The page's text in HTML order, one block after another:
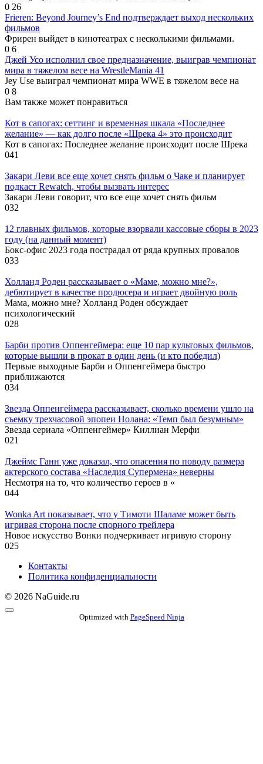
0 26
Frieren: Beyond Journey’s End подтверждает выход нескольких
фильмов
Фрирен выйдет в кинотеатрах с несколькими фильмами.
0 6
Джей Усо исполнил свое предназначение, выиграв чемпионат
мира в тяжелом весе на WrestleMania 41
Jey Use выиграл чемпионат мира WWE в тяжелом весе на
0 8
Вам также может понравиться
Кот в сапогах: сеттинг и временная шкала «Последнее
желание» — как долго после «Шрека 4» это происходит
Кот в сапогах: Последнее желание происходит после Шрека
041
Закари Леви все еще хочет снять фильм о Чаке и планирует
подкаст Rewatch, чтобы вызвать интерес
Закари Леви говорит, что все еще хочет снять фильм
032
12 главных фильмов, которые взорвали кассовые сборы в 2023
году (на данный момент)
Бокс-офис 2023 года пострадал от ряда крупных провалов
033
Холланд Роден рассказывает о «Маме, можно мне?»,
дебютирует в качестве продюсера и играет двойную роль
Мама, можно мне? Холланд Роден обсуждает
психологический
028
Барби против Оппенгеймера: еще 10 пар культовых фильмов,
которые вышли в прокат в один день (и кто победил)
Первые выходные Барби и Оппенгеймера быстро
приближаются
034
Звезда Оппенгеймера рассказывает, сколько времени ушло на
съемку трехчасовой эпопеи Нолана: «Темп был безумным»
Звезда сериала «Оппенгеймер» Киллиан Мерфи
021
Джеймс Ганн уже доказал, что опасения по поводу размера
актерского состава «Наследия Супермена» неверны
Несмотря на то, что количество героев в «
044
Wonka Art показывает, что у Тимоти Шаламе может быть
игривая сторона после спорного трейлера
Новое искусство Вонки подчеркивает игривую сторону
025
Контакты
Политика конфиденциальности
© 2026 NaGuide.ru
Optimized with PageSpeed Ninja